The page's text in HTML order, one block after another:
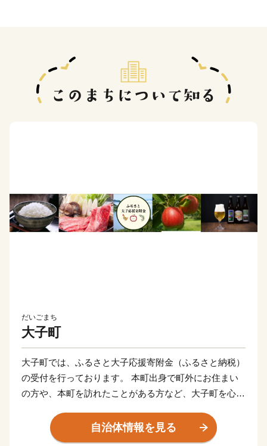
だいごまち
大子町
大子町では、ふるさと大子応援寄附金（ふるさと納税）
の受付を行っております。 本町出身で町外にお住まい
の方や、本町を訪れたことがある方など、大子町を心の
ちしております。現在、町は、企業誘致や都市住民との
交流事業、子育て支援事業等により「若者の住むまちづ
自治体情報を見る